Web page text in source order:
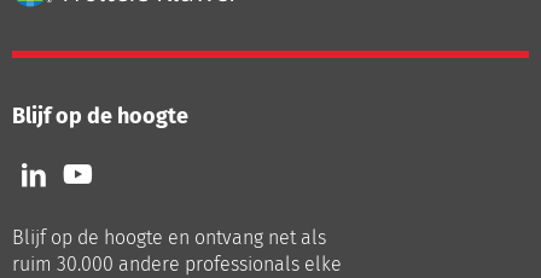
Blijf op de hoogte
Volg
ons
LinkedIn
Volg
ons
Youtube
Blijf op de hoogte en ontvang net als
ruim 30.000 andere professionals elke